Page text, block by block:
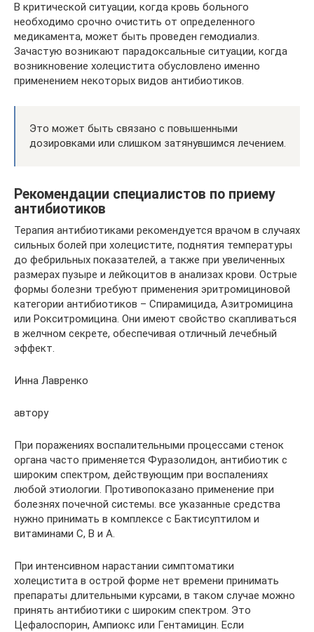
В критической ситуации, когда кровь больного
необходимо срочно очистить от определенного
медикамента, может быть проведен гемодиализ.
Зачастую возникают парадоксальные ситуации, когда
возникновение холецистита обусловлено именно
применением некоторых видов антибиотиков.
Это может быть связано с повышенными
дозировками или слишком затянувшимся лечением.
Рекомендации специалистов по приему
антибиотиков
Терапия антибиотиками рекомендуется врачом в случаях
сильных болей при холецистите, поднятия температуры
до фебрильных показателей, а также при увеличенных
размерах пузыре и лейкоцитов в анализах крови. Острые
формы болезни требуют применения эритромициновой
категории антибиотиков – Спирамицида, Азитромицина
или Рокситромицина. Они имеют свойство скапливаться
в желчном секрете, обеспечивая отличный лечебный
эффект.
Инна Лавренко
автору
При поражениях воспалительными процессами стенок
органа часто применяется Фуразолидон, антибиотик с
широким спектром, действующим при воспалениях
любой этиологии. Противопоказано применение при
болезнях почечной системы. все указанные средства
нужно принимать в комплексе с Бактисуптилом и
витаминами С, В и А.
При интенсивном нарастании симптоматики
холецистита в острой форме нет времени принимать
препараты длительными курсами, в таком случае можно
принять антибиотики с широким спектром. Это
Цефалоспорин, Ампиокс или Гентамицин. Если